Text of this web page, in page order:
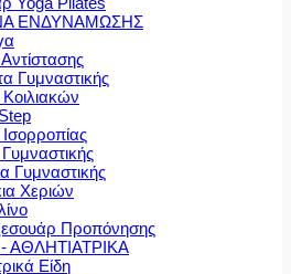
ΕΝΔΥΝΑΜΩΣΗΣ
Γυμναστικής
Γυμναστικής
Χεριών
Προπόνησης
ΑΘΛΗΤΙΑΤΡΙΚΑ
Είδη